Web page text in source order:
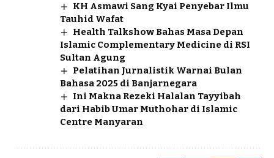
KH Asmawi Sang Kyai Penyebar Ilmu
Tauhid Wafat
Health Talkshow Bahas Masa Depan
Islamic Complementary Medicine di RSI
Sultan Agung
Pelatihan Jurnalistik Warnai Bulan
Bahasa 2025 di Banjarnegara
Ini Makna Rezeki Halalan Tayyibah
dari Habib Umar Muthohar di Islamic
Centre Manyaran